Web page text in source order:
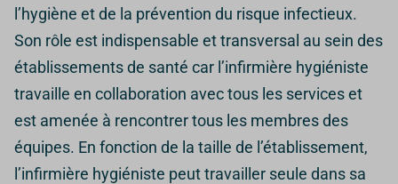
l’hygiène et de la prévention du risque infectieux.
Son rôle est indispensable et transversal au sein des
établissements de santé car l’infirmière hygiéniste
travaille en collaboration avec tous les services et
est amenée à rencontrer tous les membres des
équipes. En fonction de la taille de l’établissement,
l’infirmière hygiéniste peut travailler seule dans sa